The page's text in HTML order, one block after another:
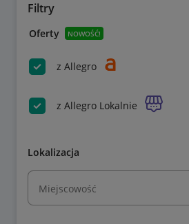
Filtry
Oferty NOWOŚĆ!
z Allegro
z Allegro Lokalnie
Lokalizacja
Miejscowość